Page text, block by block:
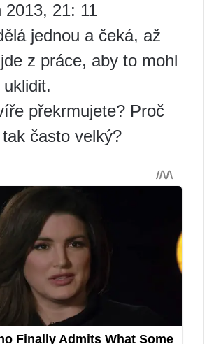
2013, 21: 11
jednou a čeká, až
z práce, aby to mohl
překrmujete? Proč
často velký?